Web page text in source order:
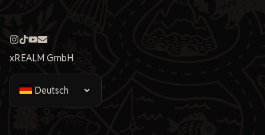
xREALM GmbH